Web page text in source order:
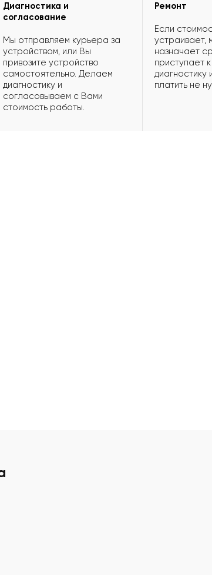
Диагностика и
согласование
Мы отправляем курьера за
устройством, или Вы
привозите устройство
самостоятельно. Делаем
диагностику и
согласовываем с Вами
стоимость работы.
Ремонт
Если
устраивает,
назначает
приступает
диагностику
платить не